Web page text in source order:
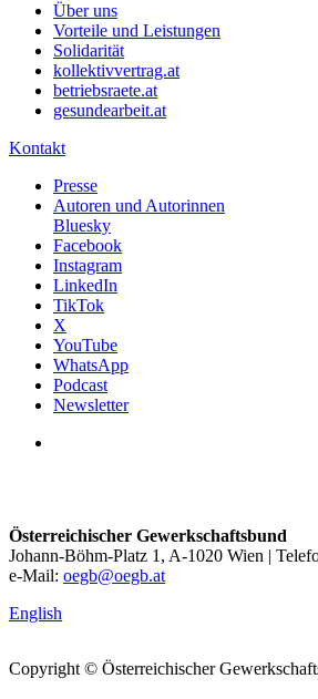
Über uns
Vorteile und Leistungen
Solidarität
kollektivvertrag.at
betriebsraete.at
gesundearbeit.at
Kontakt
Presse
Autoren und Autorinnen
Bluesky
Facebook
Instagram
LinkedIn
TikTok
X
YouTube
WhatsApp
Podcast
Newsletter
Österreichischer Gewerkschaftsbund
Johann-Böhm-Platz 1, A-1020 Wien |
e-Mail: oegb@oegb.at
English
Copyright © Österreichischer